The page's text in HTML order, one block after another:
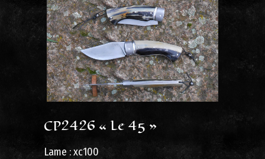
CP2426 « Le 45 »
Lame : xc100